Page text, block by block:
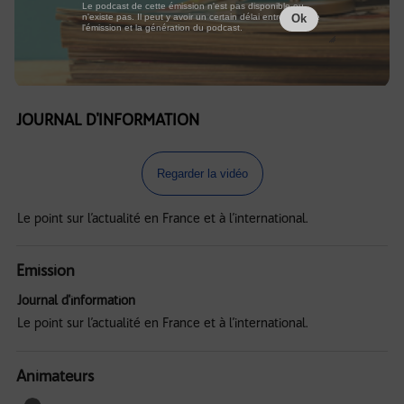
JOURNAL D'INFORMATION
Regarder la vidéo
Le point sur l’actualité en France et à l’international.
Emission
Journal d'information
Le point sur l’actualité en France et à l’international.
Animateurs
Le podcast de cette émission n'est pas disponible ou
n'existe pas. Il peut y avoir un certain délai entre la fin de
l'émission et la génération du podcast.
Ok